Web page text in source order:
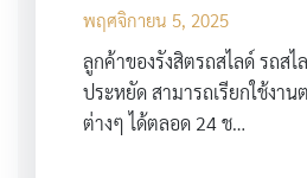
พฤศจิกายน 5, 2025
ลูกค้าของรังสิตรถสไลด์ รถสไ
ประหยัด สามารถเรียกใช้งาน
ต่างๆ ได้ตลอด 24 ช…